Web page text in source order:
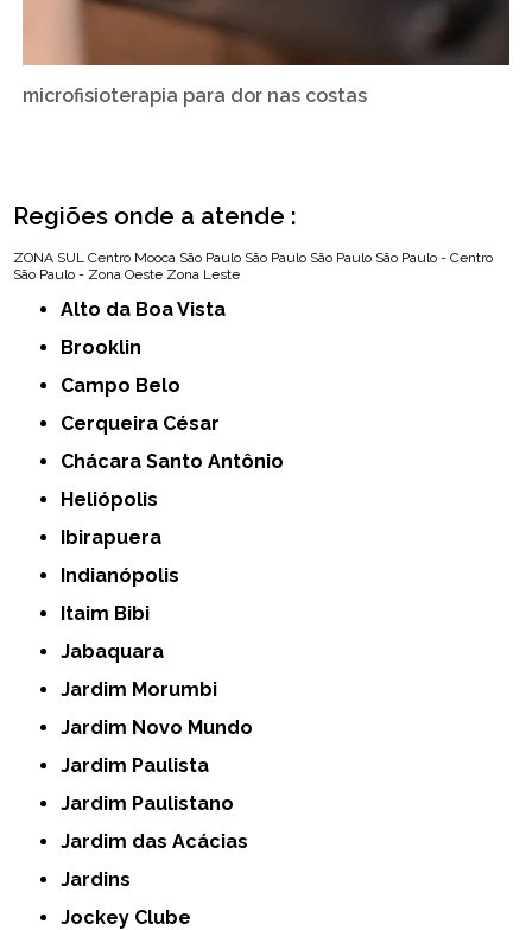
microfisioterapia para dor nas costas
Regiões onde a atende :
ZONA SUL Centro Mooca São Paulo São Paulo São Paulo São Paulo - Centro
São Paulo - Zona Oeste Zona Leste
Alto da Boa Vista
Brooklin
Campo Belo
Cerqueira César
Chácara Santo Antônio
Heliópolis
Ibirapuera
Indianópolis
Itaim Bibi
Jabaquara
Jardim Morumbi
Jardim Novo Mundo
Jardim Paulista
Jardim Paulistano
Jardim das Acácias
Jardins
Jockey Clube